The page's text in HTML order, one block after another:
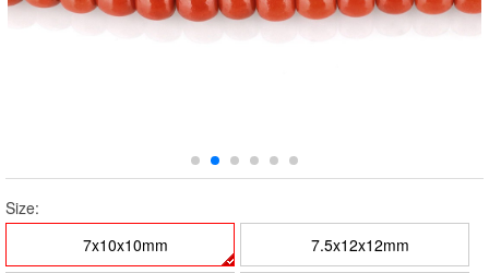
Size:
7x10x10mm
7.5x12x12mm